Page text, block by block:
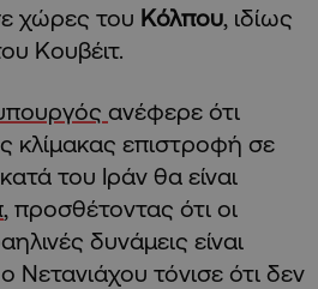
χώρες του Κόλπου, ιδίως
Κουβέιτ.
ανέφερε ότι
κλίμακας επιστροφή σε
του Ιράν θα είναι
, προσθέτοντας ότι οι
δυνάμεις είναι
Νετανιάχου τόνισε ότι δεν